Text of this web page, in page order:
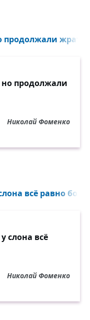
жрать
продолжали
Николай Фоменко
всё равно
слона всё
Николай Фоменко